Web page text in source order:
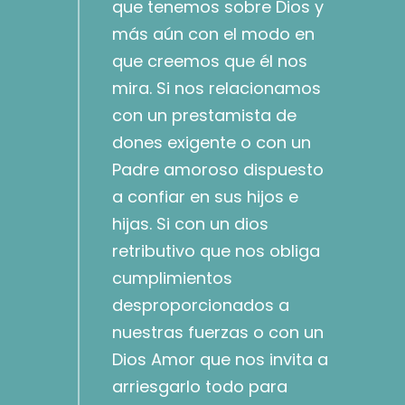
que tenemos sobre Dios y
más aún con el modo en
que creemos que él nos
mira. Si nos relacionamos
con un prestamista de
dones exigente o con un
Padre amoroso dispuesto
a confiar en sus hijos e
hijas. Si con un dios
retributivo que nos obliga
cumplimientos
desproporcionados a
nuestras fuerzas o con un
Dios Amor que nos invita a
arriesgarlo todo para